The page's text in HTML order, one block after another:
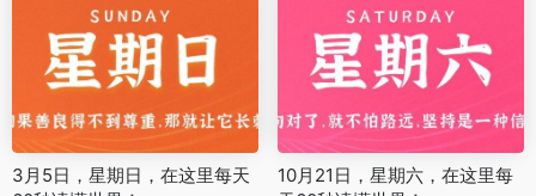
3月5日，星期日，在这里每天
10月21日，星期六，在这里每